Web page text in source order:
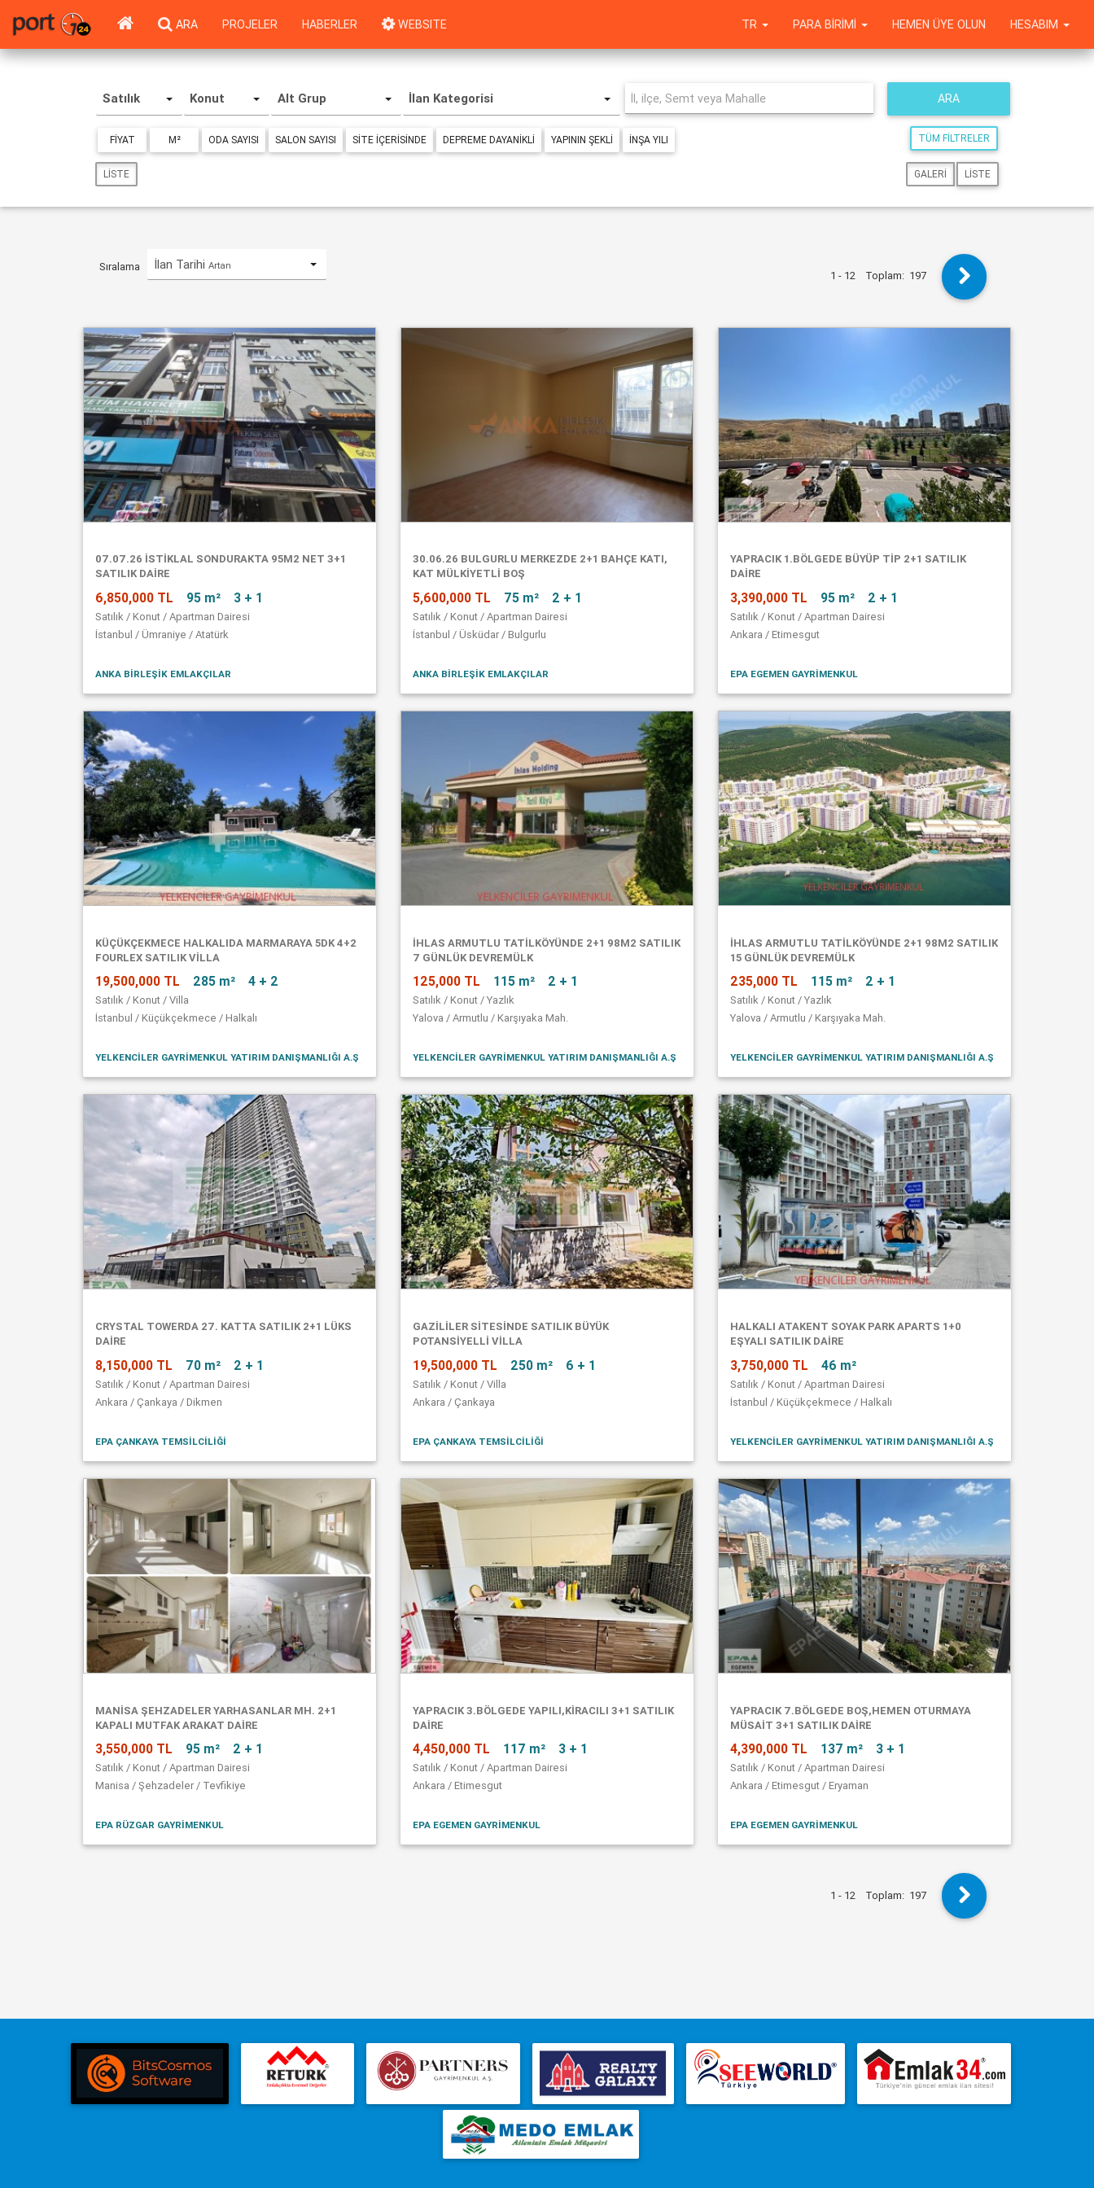
ARA PROJELER HABERLER WEBSITE HESABIM
HEMEN ÜYE OLUN
PARA BIRIMI
TR
Satılık Konut Alt Grup İlan Kategorisi ARA
FIYAT M² ODA SAYISI SALON SAYISI SITE IÇERISINDE DEPREME DAYANIKLI YAPININ ŞEKLI İNŞA YILI TÜM FILTRELER
LISTE GALERI LISTE
Sıralama İlan Tarihi Artan
1 - 12 Toplam: 197
07.07.26 İSTİKLAL SONDURAKTA 95M2 NET 3+1
SATILIK DAİRE
6,850,000 TL 95 m² 3 + 1
Satılık / Konut / Apartman Dairesi
İstanbul / Ümraniye / Atatürk
ANKA BİRLEŞİK EMLAKÇILAR
30.06.26 BULGURLU MERKEZDE 2+1 BAHÇE KATI,
KAT MÜLKİYETLİ BOŞ
5,600,000 TL 75 m² 2 + 1
Satılık / Konut / Apartman Dairesi
İstanbul / Üsküdar / Bulgurlu
ANKA BİRLEŞİK EMLAKÇILAR
YAPRACIK 1.BÖLGEDE BÜYÜP TİP 2+1 SATILIK
DAİRE
3,390,000 TL 95 m² 2 + 1
Satılık / Konut / Apartman Dairesi
Ankara / Etimesgut
EPA EGEMEN GAYRİMENKUL
KÜÇÜKÇEKMECE HALKALIDA MARMARAYA 5DK 4+2
FOURLEX SATILIK VİLLA
19,500,000 TL 285 m² 4 + 2
Satılık / Konut / Villa
İstanbul / Küçükçekmece / Halkalı
YELKENCİLER GAYRİMENKUL YATIRIM DANIŞMANLIĞI A.Ş
İHLAS ARMUTLU TATİLKÖYÜNDE 2+1 98M2 SATILIK
7 GÜNLÜK DEVREMÜLK
125,000 TL 115 m² 2 + 1
Satılık / Konut / Yazlık
Yalova / Armutlu / Karşıyaka Mah.
YELKENCİLER GAYRİMENKUL YATIRIM DANIŞMANLIĞI A.Ş
İHLAS ARMUTLU TATİLKÖYÜNDE 2+1 98M2 SATILIK
15 GÜNLÜK DEVREMÜLK
235,000 TL 115 m² 2 + 1
Satılık / Konut / Yazlık
Yalova / Armutlu / Karşıyaka Mah.
YELKENCİLER GAYRİMENKUL YATIRIM DANIŞMANLIĞI A.Ş
CRYSTAL TOWERDA 27. KATTA SATILIK 2+1 LÜKS
DAİRE
8,150,000 TL 70 m² 2 + 1
Satılık / Konut / Apartman Dairesi
Ankara / Çankaya / Dikmen
EPA ÇANKAYA TEMSİLCİLİĞİ
GAZİLİLER SİTESİNDE SATILIK BÜYÜK
POTANSİYELLİ VİLLA
19,500,000 TL 250 m² 6 + 1
Satılık / Konut / Villa
Ankara / Çankaya
EPA ÇANKAYA TEMSİLCİLİĞİ
HALKALI ATAKENT SOYAK PARK APARTS 1+0
EŞYALI SATILIK DAİRE
3,750,000 TL 46 m²
Satılık / Konut / Apartman Dairesi
İstanbul / Küçükçekmece / Halkalı
YELKENCİLER GAYRİMENKUL YATIRIM DANIŞMANLIĞI A.Ş
MANISA ŞEHZADELER YARHASANLAR MH. 2+1
KAPALI MUTFAK ARAKAT DAIRE
3,550,000 TL 95 m² 2 + 1
Satılık / Konut / Apartman Dairesi
Manisa / Şehzadeler / Tevfikiye
EPA RÜZGAR GAYRİMENKUL
YAPRACIK 3.BÖLGEDE YAPILI,KİRACILI 3+1 SATILIK
DAİRE
4,450,000 TL 117 m² 3 + 1
Satılık / Konut / Apartman Dairesi
Ankara / Etimesgut
EPA EGEMEN GAYRİMENKUL
YAPRACIK 7.BÖLGEDE BOŞ,HEMEN OTURMAYA
MÜSAİT 3+1 SATILIK DAİRE
4,390,000 TL 137 m² 3 + 1
Satılık / Konut / Apartman Dairesi
Ankara / Etimesgut / Eryaman
EPA EGEMEN GAYRİMENKUL
1 - 12 Toplam: 197